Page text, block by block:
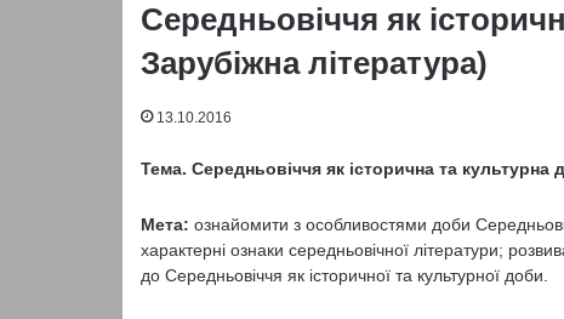
Середньовіччя як
Зарубіжна література)
13.10.2016
Тема. Середньовіччя як історична та культурна
Мета: ознайомити з особливостями доби
характерні ознаки середньовічної літератури;
до Середньовіччя як історичної та культурної доби.